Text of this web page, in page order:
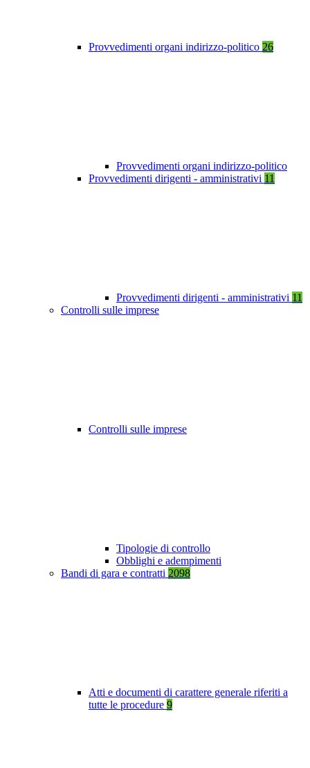
Provvedimenti organi indirizzo-politico 26
Provvedimenti organi indirizzo-politico
Provvedimenti dirigenti - amministrativi 11
Provvedimenti dirigenti - amministrativi 11
Controlli sulle imprese
Controlli sulle imprese
Tipologie di controllo
Obblighi e adempimenti
Bandi di gara e contratti 2098
Atti e documenti di carattere generale riferiti a
tutte le procedure 9